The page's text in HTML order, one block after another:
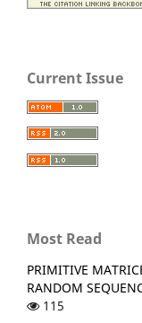
Current Issue
Most Read
PRIMITIVE
RANDOM
115